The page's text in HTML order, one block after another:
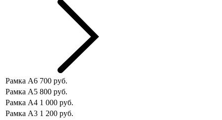
Рамка А6 700 руб.
Рамка А5 800 руб.
Рамка А4 1 000 руб.
Рамка А3 1 200 руб.